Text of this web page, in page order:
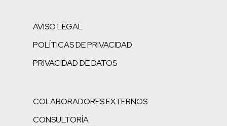
AVISO LEGAL
POLÍTICAS DE PRIVACIDAD
PRIVACIDAD DE DATOS
COLABORADORES EXTERNOS
CONSULTORÍA